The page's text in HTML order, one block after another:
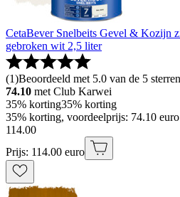
CetaBever Snelbeits Gevel & Kozijn
gebroken wit 2,5 liter
(1)Beoordeeld met 5.0 van de 5
74.10 met Club Karwei
35% korting35% korting
35% korting, voordeelprijs: 74.10
114.00
Prijs: 114.00 euro